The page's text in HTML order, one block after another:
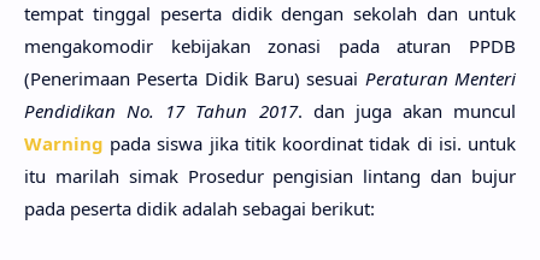
tempat tinggal peserta didik dengan sekolah dan untuk
mengakomodir kebijakan zonasi pada aturan PPDB
(Penerimaan Peserta Didik Baru) sesuai Peraturan Menteri
Pendidikan No. 17 Tahun 2017. dan juga akan muncul
Warning pada siswa jika titik koordinat tidak di isi. untuk
itu marilah simak Prosedur pengisian lintang dan bujur
pada peserta didik adalah sebagai berikut: